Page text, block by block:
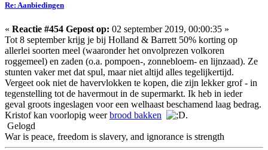
Re: Aanbiedingen
« Reactie #454 Gepost op: 02 september 2019, 00:00:35 »
Tot 8 september krijg je bij Holland & Barrett 50% korting op
allerlei soorten meel (waaronder het onvolprezen volkoren
roggemeel) en zaden (o.a. pompoen-, zonnebloem- en lijnzaad). Ze
stunten vaker met dat spul, maar niet altijd alles tegelijkertijd.
Vergeet ook niet de havervlokken te kopen, die zijn lekker grof - in
tegenstelling tot de havermout in de supermarkt. Ik heb in ieder
geval groots ingeslagen voor een welhaast beschamend laag bedrag.
Kristof kan voorlopig weerbrood bakken
.
Gelogd
War is peace, freedom is slavery, and ignorance is strength